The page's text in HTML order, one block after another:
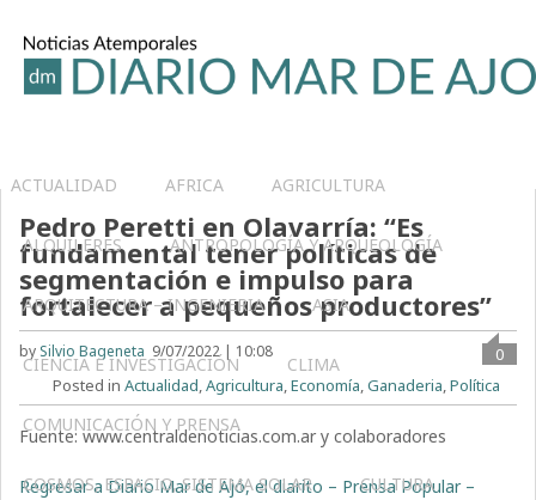
ACTUALIDAD AFRICA AGRICULTURA
ALQUILERES ANTROPOLOGÍA Y ARQUEOLOGÍA
ARQUITECTURA – INGENIERIA ASIA
CIENCIA E INVESTIGACIÓN CLIMA
COMUNICACIÓN Y PRENSA
COSMOS, ESPACIO, SISTEMA SOLAR CULTURA
Pedro Peretti en Olavarría: “Es
fundamental tener políticas de
segmentación e impulso para
fortalecer a pequeños productores”
by Silvio Bageneta 9/07/2022 | 10:08
0
Posted in Actualidad,Agricultura,Economía,Ganaderia,Política
Fuente: www.centraldenoticias.com.ar y colaboradores
Regresar a Diario Mar de Ajó, el diarito – Prensa Popular –